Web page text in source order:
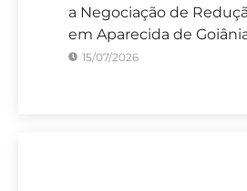
a Negociação de
em Aparecida de
15/07/2026